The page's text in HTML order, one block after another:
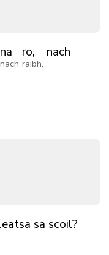
na
nach
ro,
raibh,
nach
sa scoil?